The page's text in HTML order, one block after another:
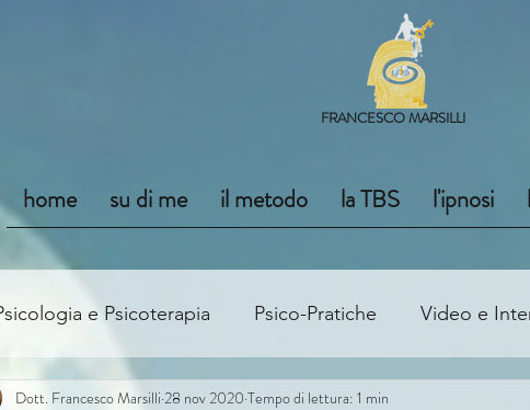
FRANCESCO MARSILLI
home su di me il metodo la TBS l'ipnosi
e Psicoterapia Psico-Pratiche Video e
Dott. Francesco Marsilli 28 nov 2020 Tempo di lettura: 1 min